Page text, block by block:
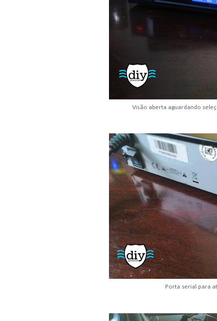
Visão aberta aguardando
Porta serial para